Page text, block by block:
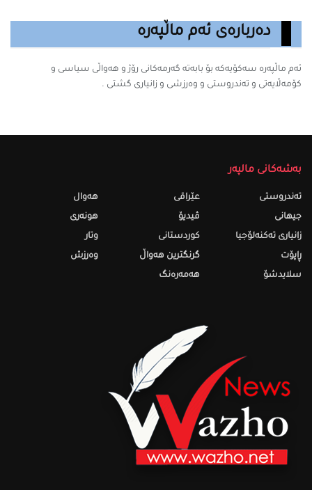
دەربارەی ئەم ماڵپەرە
ئەم ماڵپەرە سه‌كۆیه‌كه‌ بۆ بابه‌ته‌ گه‌رمه‌كانى رۆژ و هەواڵی سیاسی و
کۆمەڵایەتی و تەندروستی و وەرزشی و زانیارى گشتى .
بەشەکانی مالپەر
تەندروستى
جیهانی
زانیاری تەکنەلۆجیا
ڕاپۆت
سلایدشۆ
عێراقی
ڤیدیۆ
کوردستانی
گرنگترین هەواڵ
هەمەرەنگ
هەواڵ
هونەری
وتار
وەرزش